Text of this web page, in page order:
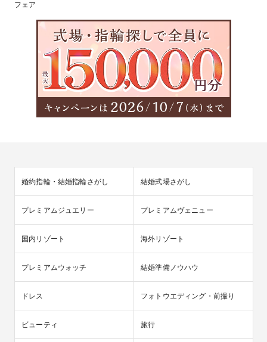
フェア
婚約指輪・結婚指輪さがし 結婚式場さがし
プレミアムジュエリー プレミアムヴェニュー
国内リゾート 海外リゾート
プレミアムウォッチ 結婚準備ノウハウ
ドレス フォトウエディング・前撮り
ビューティ 旅行